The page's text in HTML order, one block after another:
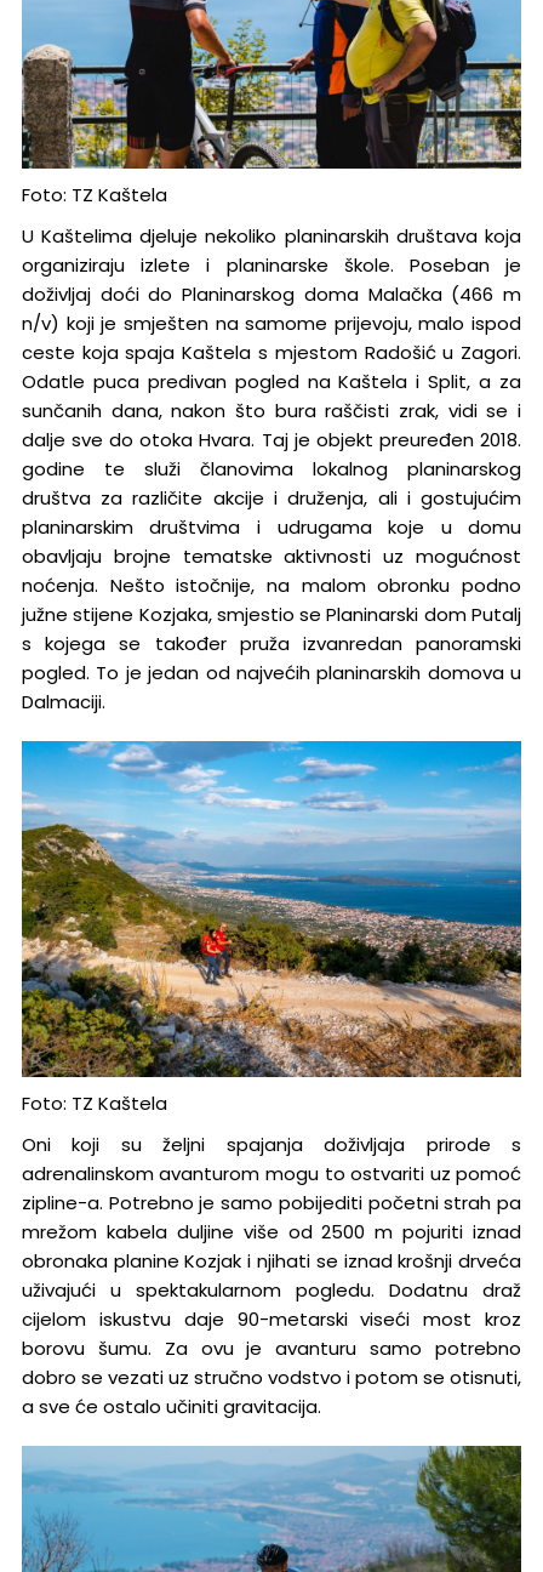
Foto: TZ Kaštela
U Kaštelima djeluje nekoliko planinarskih društava koja
organiziraju izlete i planinarske škole. Poseban je
doživljaj doći do Planinarskog doma Malačka (466 m
n/v) koji je smješten na samome prijevoju, malo ispod
ceste koja spaja Kaštela s mjestom Radošić u Zagori.
Odatle puca predivan pogled na Kaštela i Split, a za
sunčanih dana, nakon što bura raščisti zrak, vidi se i
dalje sve do otoka Hvara. Taj je objekt preuređen 2018.
godine te služi članovima lokalnog planinarskog
društva za različite akcije i druženja, ali i gostujućim
planinarskim društvima i udrugama koje u domu
obavljaju brojne tematske aktivnosti uz mogućnost
noćenja. Nešto istočnije, na malom obronku podno
južne stijene Kozjaka, smjestio se Planinarski dom Putalj
s kojega se također pruža izvanredan panoramski
pogled. To je jedan od najvećih planinarskih domova u
Dalmaciji.
Foto: TZ Kaštela
Oni koji su željni spajanja doživljaja prirode s
adrenalinskom avanturom mogu to ostvariti uz pomoć
zipline-a. Potrebno je samo pobijediti početni strah pa
mrežom kabela duljine više od 2500 m pojuriti iznad
obronaka planine Kozjak i njihati se iznad krošnji drveća
uživajući u spektakularnom pogledu. Dodatnu draž
cijelom iskustvu daje 90-metarski viseći most kroz
borovu šumu. Za ovu je avanturu samo potrebno
dobro se vezati uz stručno vodstvo i potom se otisnuti,
a sve će ostalo učiniti gravitacija.